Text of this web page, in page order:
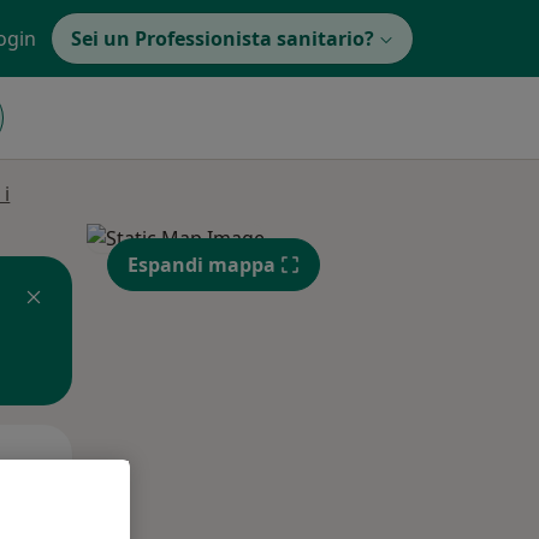
Sei un Professionista sanitario?
i
Lun,
Espandi mappa